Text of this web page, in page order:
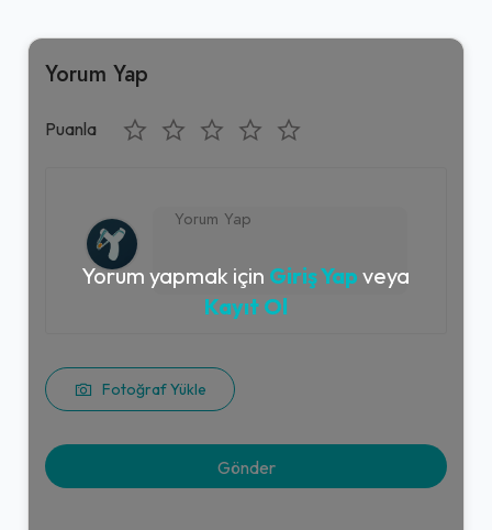
Yorum Yap
Puanla
Fotoğraf Yükle
Yorum yapmak için Giriş Yap veya
Kayıt Ol